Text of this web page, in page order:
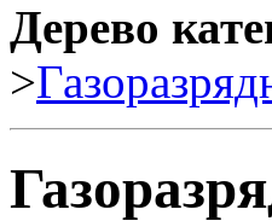
Дерево
>